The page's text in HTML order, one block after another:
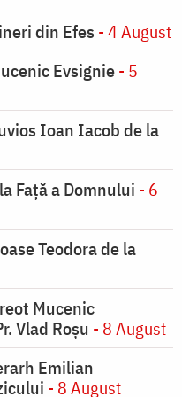
din Efes - 4 August
Evsignie- 5
Ioan Iacob de la
Față a Domnului - 6
Teodora de la
Mucenic
Vlad Roșu - 8 August
Emilian
- 8 August